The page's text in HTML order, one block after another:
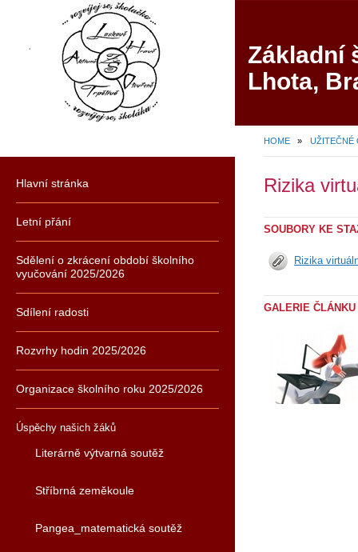
Základní
Lhota,
HOME » UŽITEČNÉ
Hlavní stránka
Letní přání
Sdělení o zkrácení období školního
vyučování 2025/2026
Sdílení radosti
Rozvrhy hodin 2025/2026
Organizace školního roku 2025/2026
Úspěchy našich žáků
Literárně výtvarná soutěž
Stříbrná zeměkoule
Pangea_matematická soutěž
Rizika
SOUBORY KE
Rizika
GALERIE ČLÁNKU